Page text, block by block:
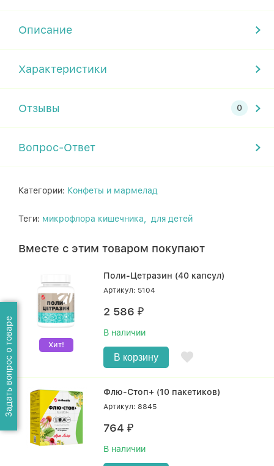
Описание
Характеристики
Отзывы
Вопрос-Ответ
Категории: Конфеты и мармелад
Теги: микрофлора кишечника, для детей
Вместе с этим товаром покупают
Хит!
Поли-Цетразин (40 капсул)
Артикул: 5104
2 586₽
В наличии
В корзину
Флю-Стоп+ (10 пакетиков)
Артикул: 8845
764₽
В наличии
Задать вопрос о товаре